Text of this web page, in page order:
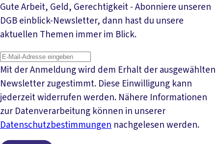
Gute Arbeit, Geld, Gerechtigkeit - Abonniere unseren
DGB einblick-Newsletter, dann hast du unsere
aktuellen Themen immer im Blick.
Mit der Anmeldung wird dem Erhalt der ausgewählten
Newsletter zugestimmt. Diese Einwilligung kann
jederzeit widerrufen werden. Nähere Informationen
zur Datenverarbeitung können in unserer
Datenschutzbestimmungen nachgelesen werden.